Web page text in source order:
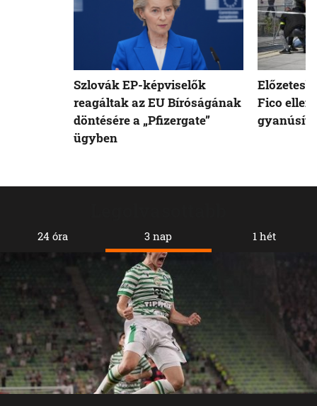
24 óra 3 nap 1 hét
Szlovák EP-képviselők
reagáltak az EU Bíróságának
döntésére a „Pfizergate”
ügyben
Fico